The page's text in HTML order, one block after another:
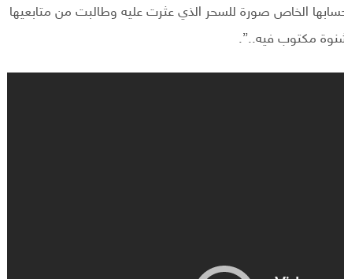
الخاص صورة للسحر الذي عثرت عليه وطالبت من متابعيها
مكتوب فيه..”.